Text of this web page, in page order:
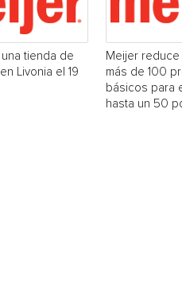
tienda de
Livonia el 19
Meijer
más de 100
básicos para
hasta un 50